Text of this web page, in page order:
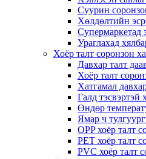
Суурин
Хөлдөлтийн
Супермаркетад
Ураглахад
Хоёр талт соронзон
Давхар талт
Хоёр талт
Хатгамал
Галд тэсвэртэй
Өндөр
Ямар ч
OPP хоёр талт
PET хоёр талт
PVC хоёр талт